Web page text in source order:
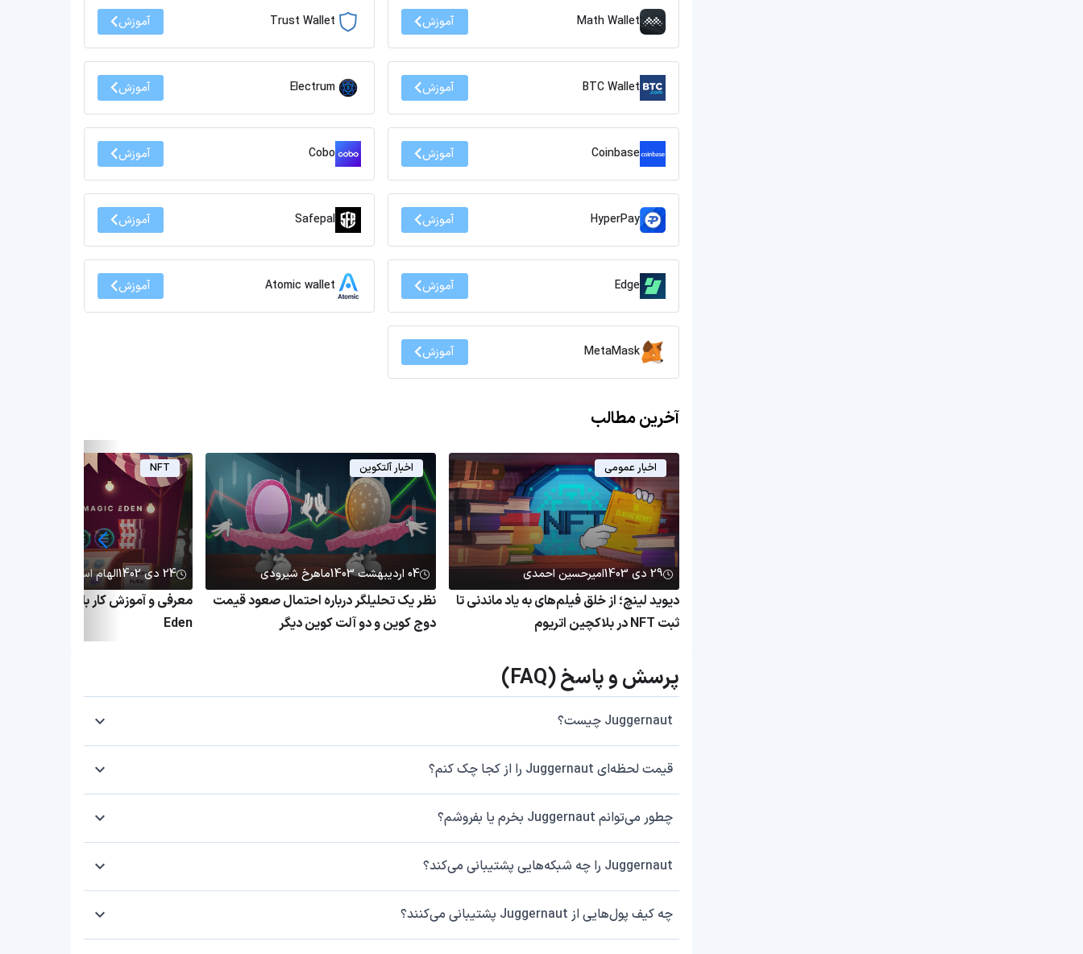
Math Wallet آموزش Trust Wallet آموزش
BTC Wallet آموزش Electrum آموزش
Coinbase آموزش Cobo آموزش
HyperPay آموزش Safepal آموزش
Edge آموزش Atomic wallet آموزش
MetaMask آموزش
آخرین مطالب
اخبار عمومی
29 دی 1403 امیرحسین احمدی
دیوید لینچ؛ از خلق فیلم‌های به یاد ماندنی تا
ثبت NFT در بلاکچین اتریوم
اخبار آلتکوین
04 اردیبهشت 1403 ماهرخ شیرودی
نظر یک تحلیلگر درباره احتمال صعود قیمت
دوج کوین و دو آلت کوین دیگر
NFT
24 دی 1402 الهام اسماعیلی
Eden
پرسش و پاسخ (FAQ)
Juggernaut چیست؟
قیمت لحظه‌ای Juggernaut را از کجا چک کنم؟
چطور می‌توانم Juggernaut بخرم یا بفروشم؟
Juggernaut را چه شبکه‌هایی پشتیبانی می‌کند؟
چه کیف پول‌هایی از Juggernaut پشتیبانی می‌کنند؟